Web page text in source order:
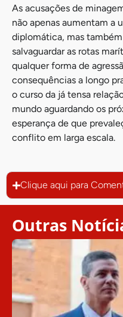
As acusações de
não apenas aumentam a
diplomática, mas
salvaguardar as rotas
qualquer forma de
consequências a longo
o curso da já tensa
mundo aguardando os
esperança de que
conflito em larga escala.
Clique aqui para
Outras